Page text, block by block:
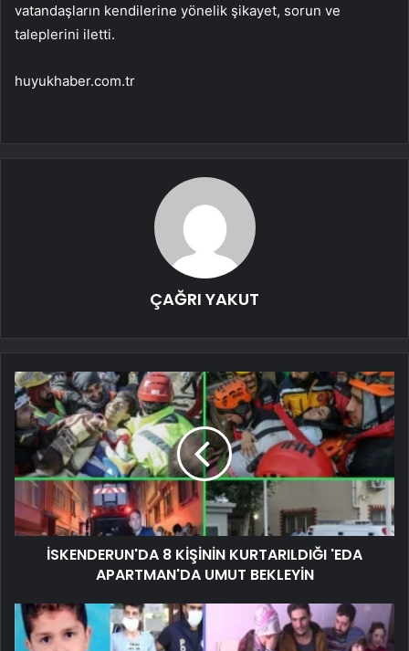
vatandaşların kendilerine yönelik şikayet, sorun ve
taleplerini iletti.
huyukhaber.com.tr
ÇAĞRI YAKUT
İSKENDERUN'DA 8 KİŞİNİN KURTARILDIĞI 'EDA
APARTMAN'DA UMUT BEKLEYİN